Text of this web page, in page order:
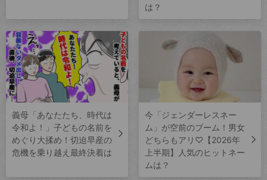
は？
義母「あなたたち、時代は
令和よ！」子どもの名前を
めぐり大揉め！切迫早産の
危機を乗り越え最終決着は
今「ジェンダーレスネー
ム」が空前のブーム！男女
どちらもアリ♡【2026年
上半期】人気のヒットネー
ムは？